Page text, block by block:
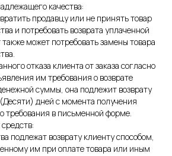
качества:
продавцу или не принять товар
и потребовать возврата уплаченной
может потребовать замены товара
отказа клиента от заказа согласно
им требования о возврате
суммы, она подлежит возврату
дней с момента получения
требования в письменной форме.
подлежат возврату клиенту способом,
им при оплате товара или иным